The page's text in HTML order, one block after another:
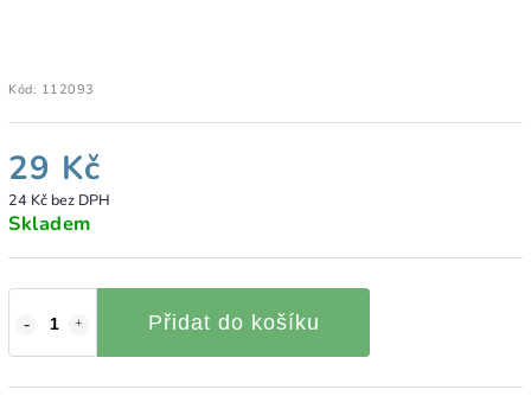
Kód: 112093
29 Kč
24 Kč bez DPH
Skladem
Přidat do košíku